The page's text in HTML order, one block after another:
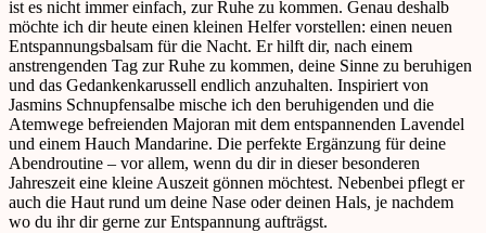
ist es nicht immer einfach, zur Ruhe zu kommen. Genau deshalb
möchte ich dir heute einen kleinen Helfer vorstellen: einen neuen
Entspannungsbalsam für die Nacht. Er hilft dir, nach einem
anstrengenden Tag zur Ruhe zu kommen, deine Sinne zu beruhigen
und das Gedankenkarussell endlich anzuhalten. Inspiriert von
Jasmins Schnupfensalbe mische ich den beruhigenden und die
Atemwege befreienden Majoran mit dem entspannenden Lavendel
und einem Hauch Mandarine. Die perfekte Ergänzung für deine
Abendroutine – vor allem, wenn du dir in dieser besonderen
Jahreszeit eine kleine Auszeit gönnen möchtest. Nebenbei pflegt er
auch die Haut rund um deine Nase oder deinen Hals, je nachdem
wo du ihr dir gerne zur Entspannung aufträgst.